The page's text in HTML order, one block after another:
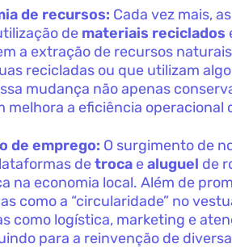
de recursos: Cada vez mais,
de materiais reciclados
a extração de recursos
recicladas ou que utilizam
mudança não apenas
melhora a eficiência operacional
de emprego: O surgimento de
detroca ealuguel de
na economia local. Além de
como a “circularidade” no
como logística, marketing e
para a reinvenção de